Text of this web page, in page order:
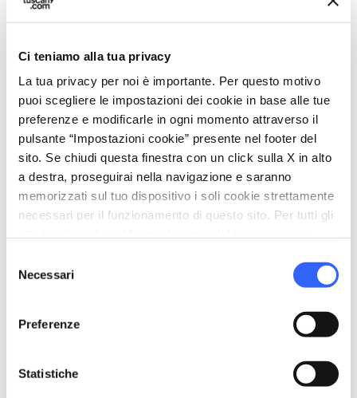
Ci teniamo alla tua privacy
La tua privacy per noi è importante. Per questo motivo
puoi scegliere le impostazioni dei cookie in base alle tue
preferenze e modificarle in ogni momento attraverso il
pulsante “Impostazioni cookie” presente nel footer del
sito. Se chiudi questa finestra con un click sulla X in alto
a destra, proseguirai nella navigazione e saranno
memorizzati sul tuo dispositivo i soli cookie strettamente
necessari per il funzionamento di questo sito. Per tutti gli
delNecessari
Preferenze
Statistiche
Italiano
family_restroom Servizi per famiglie
Culle e letti con spondine
Seggiolini
laptop_mac Servizi per lavorare
Coffee station
Aree di lavoro
eco Vacanze sostenibili
Edificio dotato di sistemi per isolamento
Postazione di ricarica elettrica per le auto
Utilizza illuminazione a basso consumo